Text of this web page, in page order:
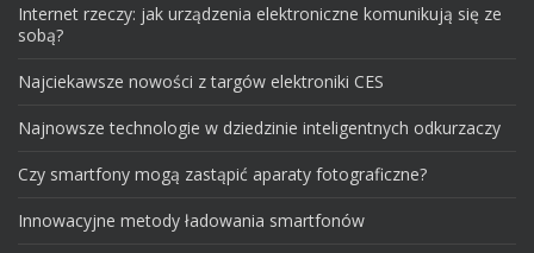
Internet rzeczy: jak urządzenia elektroniczne komunikują się ze
sobą?
Najciekawsze nowości z targów elektroniki CES
Najnowsze technologie w dziedzinie inteligentnych odkurzaczy
Czy smartfony mogą zastąpić aparaty fotograficzne?
Innowacyjne metody ładowania smartfonów